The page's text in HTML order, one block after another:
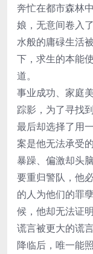
奔忙在都市森林
娘，无意间卷入
水般的庸碌生活
下，求生的本能
道。
事业成功、家庭
踪影，为了寻找
最后却选择了用
案是他无法承受的
暴躁、偏激却头
要重归警队，他
的人为他们的罪
候，他却无法证
谎言被更大的谎
降临后，唯一能